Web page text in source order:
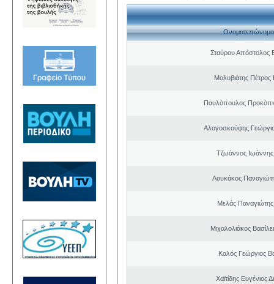
Ονοματεπώνυμο
Σταύρου Απόστολος
Μολυβιάτης Πέτρος
Παυλόπουλος
Αλογοσκούφης
Τζωάννος Ιωάννης
Λουκάκος
Μελάς
Μιχαλολιάκος
Καλός Γεώργιος
Χαϊτίδης Ευγένιος